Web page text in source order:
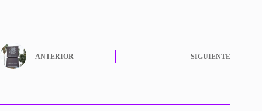
ANTERIOR SIGUIENTE